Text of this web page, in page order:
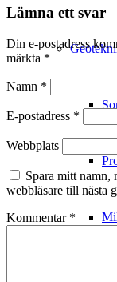
Lämna ett svar
Din e-postadress
märkta *
Namn *
E-postadress *
Webbplats
Spara mitt namn,
webbläsare till nästa
Kommentar *